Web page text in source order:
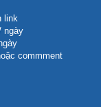
link
ngày
commment